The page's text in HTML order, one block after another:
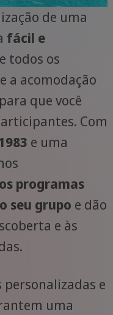
de uma
fácil e
todos os
a acomodação
que você
Com
e uma
programas
seu grupo e dão
e às
personalizadas e
uma